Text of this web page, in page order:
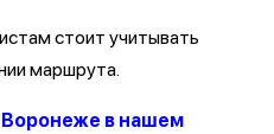
стоит учитывать
маршрута.
Воронеже в нашем